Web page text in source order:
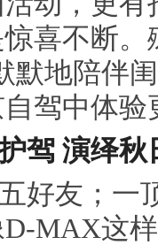
喜不断
默地陪伴
驾中体
演绎秋
友；一
MAX这